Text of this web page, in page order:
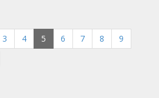
3 4 5 6 7 8
9